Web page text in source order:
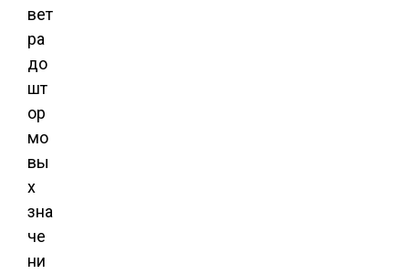
вет
ра
до
шт
ор
мо
вы
х
зна
че
ни